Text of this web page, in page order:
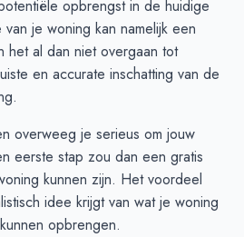
€ 628.000
€ 448.333
€ 448.333
€ 580.000
€ 742.500
€ 510.000
-
€ 985.000
opbrengst in de huidige
je woning kan namelijk een
het al dan niet overgaan tot
en accurate inschatting van de
overweeg je serieus om jouw
eerste stap zou dan een gratis
kunnen zijn. Het voordeel
idee krijgt van wat je woning
opbrengen.